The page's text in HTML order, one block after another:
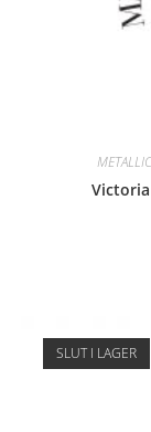
Victoria
SLUT I LAGER